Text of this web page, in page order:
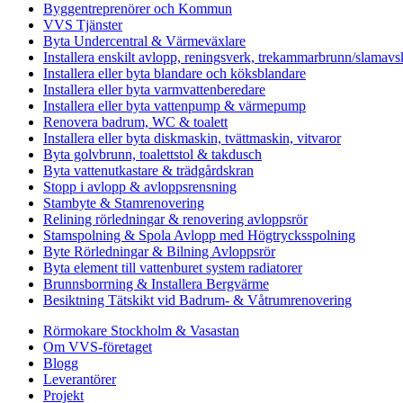
Byggentreprenörer och Kommun
VVS Tjänster
Byta Undercentral & Värmeväxlare
Installera enskilt avlopp, reningsverk, trekammarbrunn/
Installera eller byta blandare och köksblandare
Installera eller byta varmvattenberedare
Installera eller byta vattenpump & värmepump
Renovera badrum, WC & toalett
Installera eller byta diskmaskin, tvättmaskin, vitvaror
Byta golvbrunn, toalettstol & takdusch
Byta vattenutkastare & trädgårdskran
Stopp i avlopp & avloppsrensning
Stambyte & Stamrenovering
Relining rörledningar & renovering avloppsrör
Stamspolning & Spola Avlopp med Högtrycksspolning
Byte Rörledningar & Bilning Avloppsrör
Byta element till vattenburet system radiatorer
Brunnsborrning & Installera Bergvärme
Besiktning Tätskikt vid Badrum- & Våtrumrenovering
Rörmokare Stockholm & Vasastan
Om VVS-företaget
Blogg
Leverantörer
Projekt